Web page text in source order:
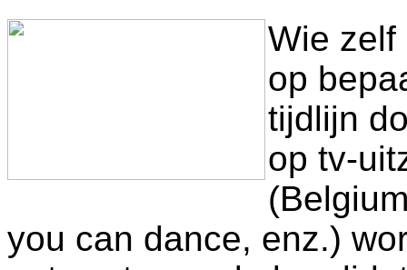
Wie zelf
op
tijdlijn
op tv-
you can dance, enz.)